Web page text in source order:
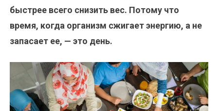
быстрее всего снизить вес. Потому что
время, когда организм сжигает энергию, а не
запасает ее, — это день.